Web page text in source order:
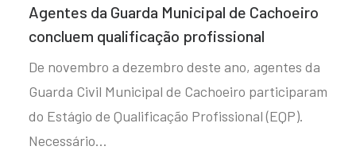
Agentes da Guarda Municipal de Cachoeiro
concluem qualificação profissional
De novembro a dezembro deste ano, agentes da
Guarda Civil Municipal de Cachoeiro participaram
do Estágio de Qualificação Profissional (EQP).
Necessário…